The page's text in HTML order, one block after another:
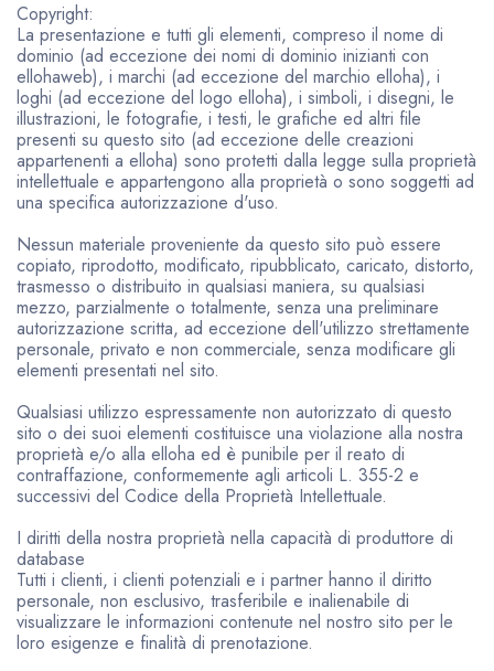
Copyright:
La presentazione e tutti gli elementi, compreso il nome di
dominio (ad eccezione dei nomi di dominio inizianti con
ellohaweb), i marchi (ad eccezione del marchio elloha), i
loghi (ad eccezione del logo elloha), i simboli, i disegni, le
illustrazioni, le fotografie, i testi, le grafiche ed altri file
presenti su questo sito (ad eccezione delle creazioni
appartenenti a elloha) sono protetti dalla legge sulla proprietà
intellettuale e appartengono alla proprietà o sono soggetti ad
una specifica autorizzazione d'uso.
Nessun materiale proveniente da questo sito può essere
copiato, riprodotto, modificato, ripubblicato, caricato, distorto,
trasmesso o distribuito in qualsiasi maniera, su qualsiasi
mezzo, parzialmente o totalmente, senza una preliminare
autorizzazione scritta, ad eccezione dell'utilizzo strettamente
personale, privato e non commerciale, senza modificare gli
elementi presentati nel sito.
Qualsiasi utilizzo espressamente non autorizzato di questo
sito o dei suoi elementi costituisce una violazione alla nostra
proprietà e/o alla elloha ed è punibile per il reato di
contraffazione, conformemente agli articoli L. 355-2 e
successivi del Codice della Proprietà Intellettuale.
I diritti della nostra proprietà nella capacità di produttore di
database
Tutti i clienti, i clienti potenziali e i partner hanno il diritto
personale, non esclusivo, trasferibile e inalienabile di
visualizzare le informazioni contenute nel nostro sito per le
loro esigenze e finalità di prenotazione.